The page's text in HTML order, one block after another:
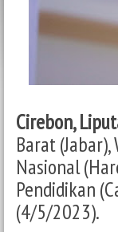
Cirebon,
Barat
Nasional
Pendidikan
(4/5/2023).